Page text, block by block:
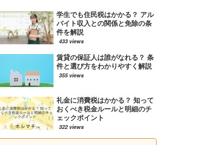
学生でも住民税はかかる？ アル
バイト収入との関係と免除の条
件を解説
433 views
賃貸の保証人は誰がなれる？ 条
件と選び方をわかりやすく解説
355 views
礼金に消費税はかかる？ 知って
おくべき税金ルールと明細のチ
ェックポイント
322 views